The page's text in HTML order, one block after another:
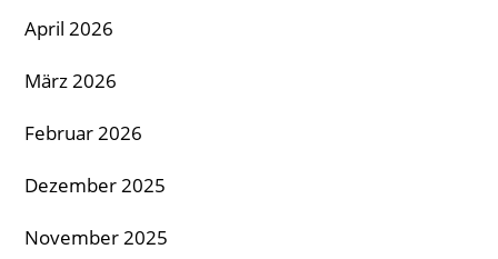
April 2026
März 2026
Februar 2026
Dezember 2025
November 2025